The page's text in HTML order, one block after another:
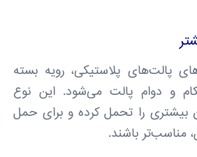
پالت‌های پلاستیکی، رویه بسته
و دوام پالت می‌شود. این نوع
بیشتری را تحمل کرده و برای حمل
مناسب‌تر باشند.